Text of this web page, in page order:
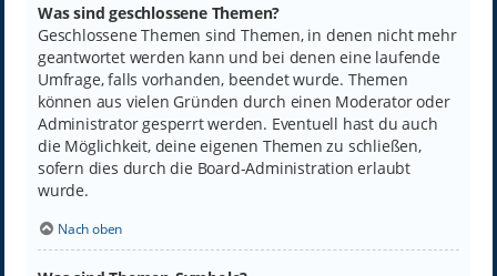
Was sind geschlossene Themen?
Geschlossene Themen sind Themen, in denen nicht mehr
geantwortet werden kann und bei denen eine laufende
Umfrage, falls vorhanden, beendet wurde. Themen
können aus vielen Gründen durch einen Moderator oder
Administrator gesperrt werden. Eventuell hast du auch
die Möglichkeit, deine eigenen Themen zu schließen,
sofern dies durch die Board-Administration erlaubt
wurde.
Nach oben